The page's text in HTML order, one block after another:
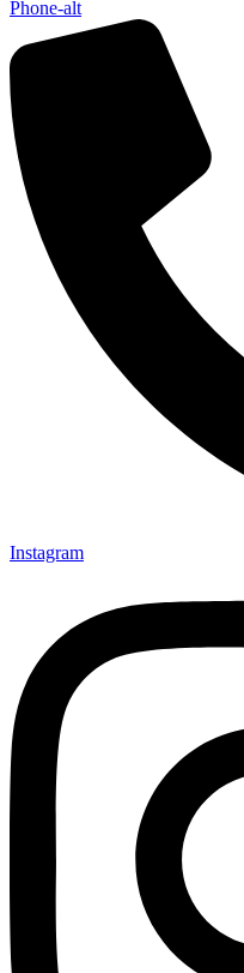
Phone-alt
Instagram